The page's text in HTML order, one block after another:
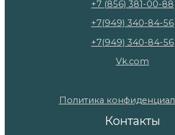
+7 (856) 381-00-88
+7(949) 340-84-56
+7(949) 340-84-56
Vk.com
Политика
Контакты